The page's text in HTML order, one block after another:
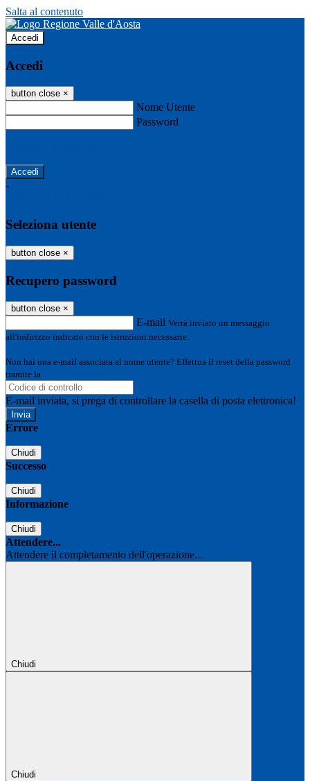
Salta al contenuto
Accedi
Accedi
button close ×
Nome Utente
Password
-
Seleziona utente
button close ×
Recupero password
button close ×
E-mail Verrà inviato un messaggio
all'indirizzo indicato con le istruzioni necessarie.
Non hai una e-mail associata al nome utente? Effettua il reset della password
tramite la
E-mail inviata, si prega di controllare la casella di posta elettronica!
Errore
Chiudi
Successo
Chiudi
Informazione
Chiudi
Attendere...
Attendere il completamento dell'operazione...
Chiudi
Chiudi